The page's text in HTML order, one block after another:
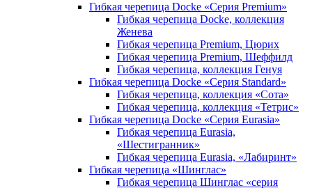
Гибкая черепица Docke «Серия Premium»
Гибкая черепица Docke, коллекция
Женева
Гибкая черепица Premium, Цюрих
Гибкая черепица Premium, Шеффилд
Гибкая черепица, коллекция Генуя
Гибкая черепица Docke «Серия Standard»
Гибкая черепица, коллекция «Сота»
Гибкая черепица, коллекция «Тетрис»
Гибкая черепица Docke «Серия Eurasia»
Гибкая черепица Eurasia,
«Шестигранник»
Гибкая черепица Eurasia, «Лабиринт»
Гибкая черепица «Шинглас»
Гибкая черепица Шинглас «серия